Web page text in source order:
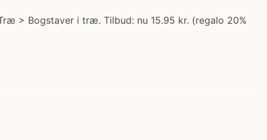
> Bogstaver i træ. Tilbud: nu 15.95 kr. (regalo 20%